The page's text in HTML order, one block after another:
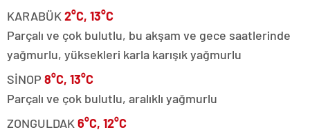
KARABÜK 2°C, 13°C
Parçalı ve çok bulutlu, bu akşam ve gece saatlerinde
yağmurlu, yüksekleri karla karışık yağmurlu
SİNOP 8°C, 13°C
Parçalı ve çok bulutlu, aralıklı yağmurlu
ZONGULDAK 6°C, 12°C